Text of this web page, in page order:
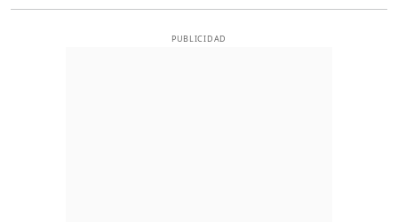
PUBLICIDAD